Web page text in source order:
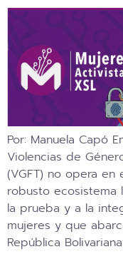
Por: Manuela Capó
Violencias de
(VGFT) no opera en
robusto ecosistema
la prueba y a la
mujeres y que
República